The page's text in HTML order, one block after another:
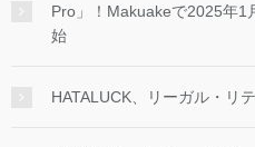
Pro」！Makuakeで2025年1
始
HATALUCK、リーガル・リ